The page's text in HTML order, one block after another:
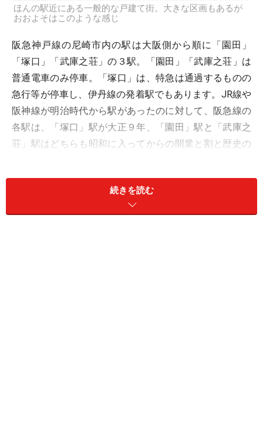
ほんの駅近にある一般的な戸建て街。大きな区画もあるが
おおよそはこのような感じ
阪急神戸線の尼崎市内の駅は大阪側から順に「園田」
「塚口」「武庫之荘」の３駅。「園田」「武庫之荘」は
普通電車のみ停車。「塚口」は、特急は通過するものの
急行等が停車し、伊丹線の発着駅でもあります。JR線や
阪神線が明治時代から駅があったのに対して、阪急線の
各駅は、「塚口」駅が大正９年、「園田」駅と「武庫之
荘」駅はどちらも昭和に入ってからの開業と割と歴史の
て、密集した旧市街地は少なく、街路・区画も整然とし
ているところが多いです。続きを読む